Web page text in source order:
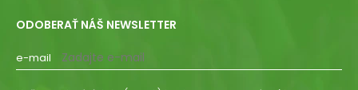
ODOBERAŤ NÁŠ NEWSLETTER
e-mail